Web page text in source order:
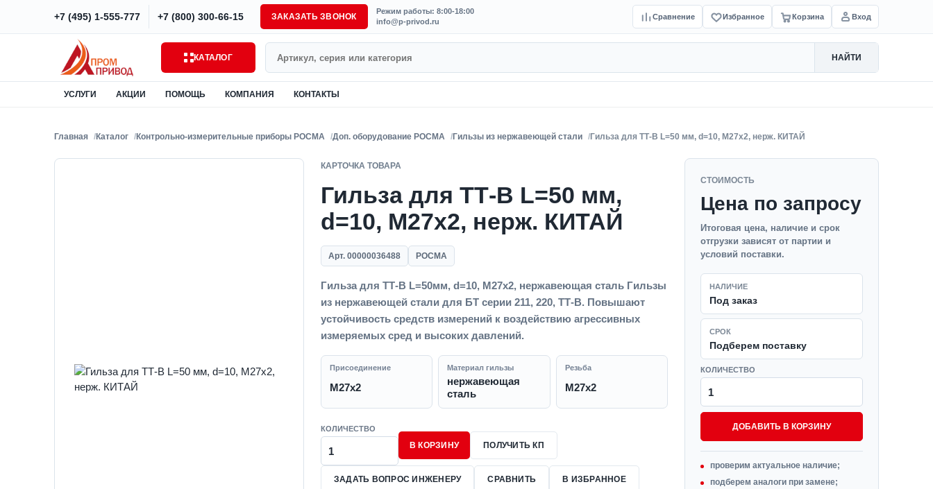
+7 (495) 1-555-777 +7 (800) 300-66-15 ЗАКАЗАТЬ ЗВОНОК
Режим работы: 8:00-18:00
info@p-privod.ru
Сравнение Избранное Корзина Вход
КАТАЛОГ НАЙТИ
УСЛУГИ АКЦИИ ПОМОЩЬ КОМПАНИЯ КОНТАКТЫ
Главная Каталог Контрольно-измерительные приборы РОСМА Доп. оборудование РОСМА Гильзы из нержавеющей стали Гильза для ТТ-В L=50 мм, d=10, M27x2, нерж. КИТАЙ
КАРТОЧКА ТОВАРА
Гильза для ТТ-В L=50 мм,
d=10, M27x2, нерж. КИТАЙ
Арт. 00000036488 РОСМА
Гильза для ТТ-В L=50мм, d=10, M27x2, нержавеющая сталь Гильзы
из нержавеющей стали для БТ серии 211, 220, ТТ-В. Повышают
устойчивость средств измерений к воздействию агрессивных
измеряемых сред и высоких давлений.
Присоединение
M27х2
Материал гильзы
нержавеющая
сталь
Резьба
M27х2
КОЛИЧЕСТВО
В КОРЗИНУ ПОЛУЧИТЬ КП
ЗАДАТЬ ВОПРОС ИНЖЕНЕРУ СРАВНИТЬ В ИЗБРАННОЕ
СТОИМОСТЬ
Цена по запросу
Итоговая цена, наличие и срок
отгрузки зависят от партии и
условий поставки.
НАЛИЧИЕ
Под заказ
СРОК
Подберем поставку
КОЛИЧЕСТВО
ДОБАВИТЬ В КОРЗИНУ
проверим актуальное наличие;
подберем аналоги при замене;